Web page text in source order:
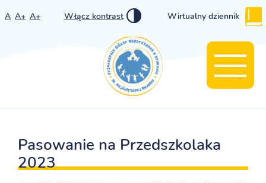
A A+ A+ Włącz kontrast Wirtualny dziennik
Pasowanie na Przedszkolaka
2023